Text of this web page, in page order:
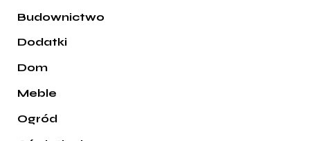
Budownictwo
Dodatki
Dom
Meble
Ogród